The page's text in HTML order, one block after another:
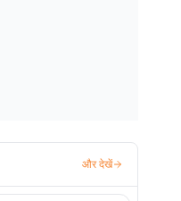
और देखें